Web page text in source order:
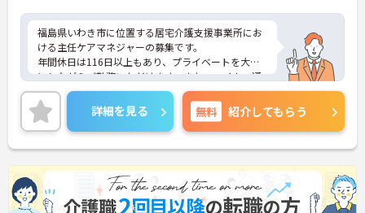
なく働けます
・公的資格取得・自己啓発支援制度が整っており働
きながらケアマネジャーとしてのさらなるスキルア
ップを目指せます
【賞与過去実績最大105万円◎大手法人ならではの
充実した待遇や福利厚生が魅力です】
・実績最大105万円の賞与やプラン数手当、特定事
業所加算手当など日々の頑張りがしっかりと給与に
還元されます
・勤続3年以上で対象となる退職金制度や宿泊費補
助などが受けられる独自の福利厚生制度ツクイPLUS
を完備しています
福島県いわき市に位置する居宅介護支援事業所にお
ける主任ケアマネジャーの募集です。
年間休日は116日以上もあり、プライベートを大切
にしながらご勤務いただけます。また、マイカー通
勤が可能です。通勤が苦になりません。
ご興味のある方には、面接対策ポイントなど、さら
に詳細をご案内しますのでお気軽にご相談くださ
い！
詳細を見る 無料 紹介してもらう